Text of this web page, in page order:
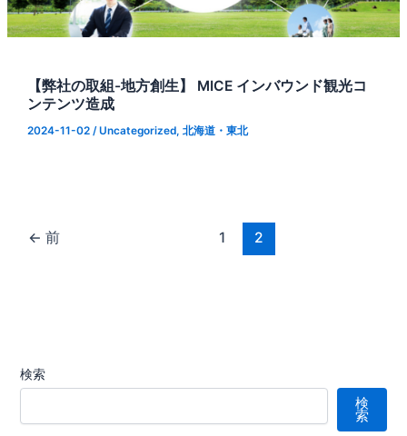
【弊社の取組-地方創生】 MICE インバウンド観光コ
ンテンツ造成
2024-11-02 /Uncategorized, 北海道・東北
← 前 1 2
検索
検
索